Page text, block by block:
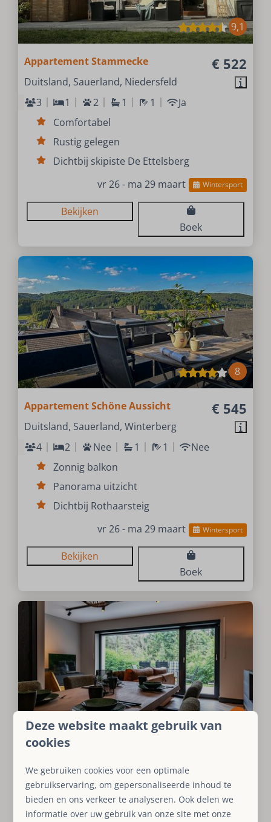
9,1
€ 522
Appartement Stammecke
Duitsland, Sauerland, Niedersfeld
3
1 2 1 1
Ja
Comfortabel
Rustig gelegen
Dichtbij skipiste De Ettelsberg
vr 26 - ma 29 maart
Wintersport
Bekijken
Boek
8
€ 545
Appartement Schöne Aussicht
Duitsland, Sauerland, Winterberg
4
2 Nee 1 1
Nee
Zonnig balkon
Panorama uitzicht
Dichtbij Rothaarsteig
vr 26 - ma 29 maart
Wintersport
Bekijken
Boek
Appartement Hochheide
Duitsland, Sauerland, Küstelberg
4
1 1 1 1
Ja
Grote tuin met terras
Deze website maakt gebruik van
cookies
We gebruiken cookies voor een optimale
gebruikservaring, om gepersonaliseerde inhoud te
bieden en ons verkeer te analyseren. Ook delen we
informatie over uw gebruik van onze site met onze